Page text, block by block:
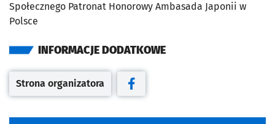
Społecznego Patronat Honorowy Ambasada Japonii w
Polsce
INFORMACJE DODATKOWE
Otwiera się w nowej karcie
Strona organizatora
Otwiera się w nowej karcie